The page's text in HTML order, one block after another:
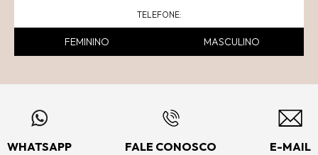
FEMININO MASCULINO
WHATSAPP FALE CONOSCO E-MAIL